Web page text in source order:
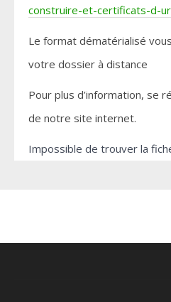
construire-et-certificats-d-
Le format dématérialisé
votre dossier à distance
Pour plus d’information, se
de notre site internet.
Impossible de trouver la